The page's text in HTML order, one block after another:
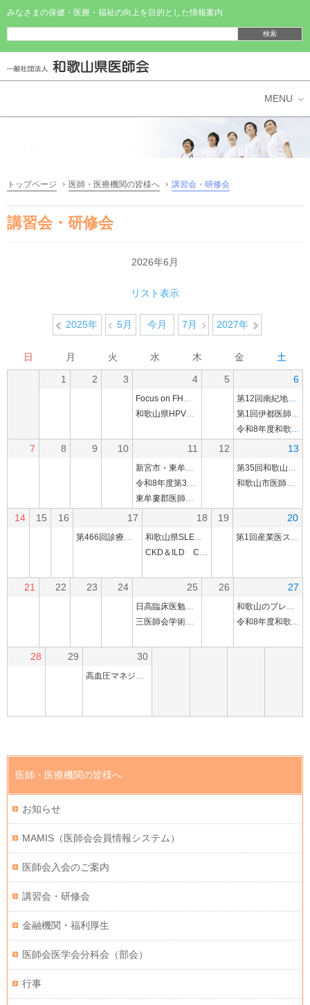
みなさまの保健・医療・福祉の向上を目的とした情報案内
和歌山県医師会
トップページ 医師・医療機関の皆様へ 講習会・研修会
講習会・研修会
2026年6月
リスト表示
2025年 5月 今月 7月 2027年
日 月 火 水 木 金
土
1
2 3 4
Focus on FH～診断・治療・予防の最前線～（Web研修会）
和歌山県HPVワクチンセミナー2026
5 6
第12回南紀地区肺循環セミナー（Web研修会）
第1回伊都医師会学術講演会(ハイブリッド研修会)
令和8年度和歌山市医師会産業医部会総会及び特別講演
7 8 9 10 11
新宮市・東牟婁郡・紀南医師会学術講演会(ハイブリッド研修会)
令和8年度第3回公立那賀病院との合同勉強会
東牟婁郡医師会学術講演会(ハイブリッド研修会)
12 13
第35回和歌山県呼吸不全懇話会
和歌山市医師会共催講演会（Web研修会）
14 15 16 17
第466回診療懇話会(ハイブリッド研修会)
18
和歌山県SLE病診連携セミナー～地域で支えるSLE診療～（Web研修会）
CKD＆ILD Conference(ハイブリッド研修会)
19 20
第1回産業医スキルアップ実地研修
21 22 23 24 25
日高臨床医勉強会
三医師会学術講演会(ハイブリッド研修会)
26 27
和歌山のプレコンセプションケアの充実を目指して
令和8年度和歌山市医師会学校医部会幼稚園保育園医会総会並びに講演会
28 29 30
高血圧マネジメントの最前線（Web研修会）
医師・医療機関の皆様へ
お知らせ
MAMIS（医師会会員情報システム）
医師会入会のご案内
講習会・研修会
金融機関・福利厚生
医師会医学会分科会（部会）
行事